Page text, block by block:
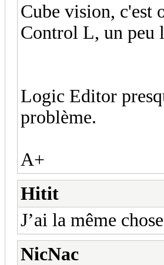
Cube vision, c'est
Control L, un peu
Logic Editor
problème.
A+
Hitit
J’ai la même
NicNac